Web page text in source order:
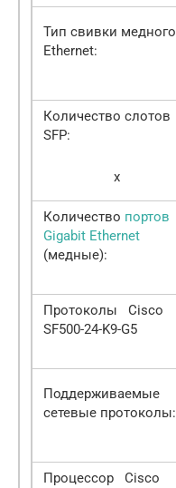
Тип свивки медного
Ethernet:
Количество слотов
SFP:
x
Количество портов
Gigabit Ethernet
(медные):
Протоколы Cisco
SF500-24-K9-G5
Поддерживаемые
сетевые протоколы:
Процессор Cisco